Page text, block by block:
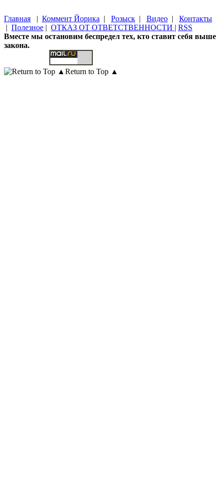
Главная | Коммент Йорика | Розыск | Видео | Контакты
| Полезное | ОТКАЗ ОТ ОТВЕТСТВЕННОСТИ | RSS
Вместе мы остановим беспредел тех, кто ставит себя выше
закона.
Return to Top ▲